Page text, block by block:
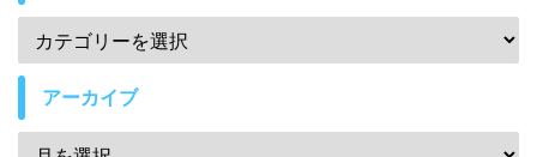
アーカイブ